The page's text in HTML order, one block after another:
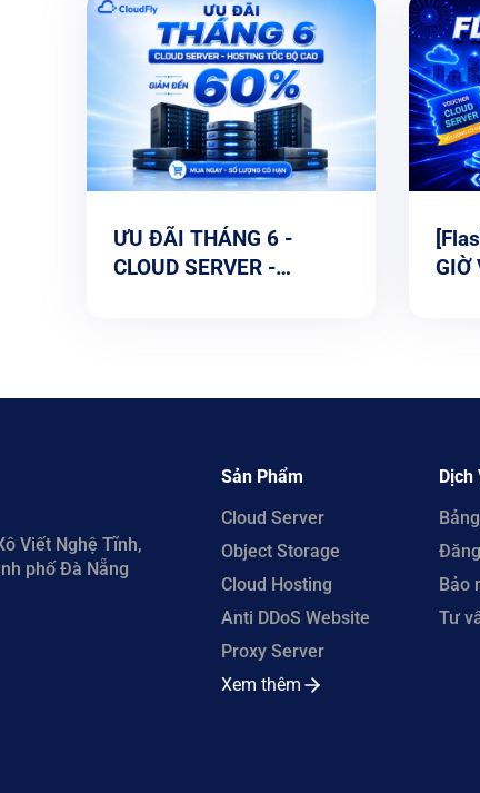
ƯU ĐÃI THÁNG 6 -
CLOUD SERVER -
GIỜ
Viết Nghệ Tĩnh,
phố Đà Nẵng
Sản Phẩm
Cloud Server
Object Storage
Cloud Hosting
Anti DDoS Website
Proxy Server
Xem thêm
Dịch
Bảo
Tư